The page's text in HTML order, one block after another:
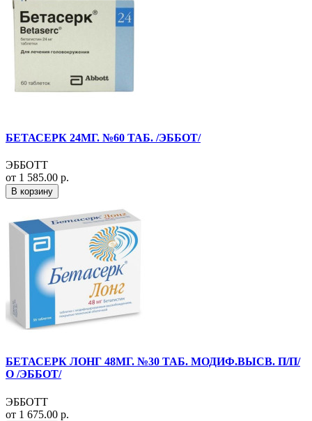
БЕТАСЕРК 24МГ. №60 ТАБ. /ЭББОТ/
ЭББОТТ
от 1 585.00 р.
В корзину
БЕТАСЕРК ЛОНГ 48МГ. №30 ТАБ. МОДИФ.ВЫСВ. П/П/
О /ЭББОТ/
ЭББОТТ
от 1 675.00 р.